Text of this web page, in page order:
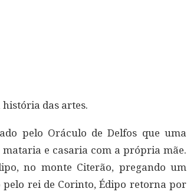
das artes.
pelo Oráculo de Delfos que uma
e casaria com a própria mãe.
no monte Citerão, pregando um
pelo rei de Corinto, Édipo retorna por